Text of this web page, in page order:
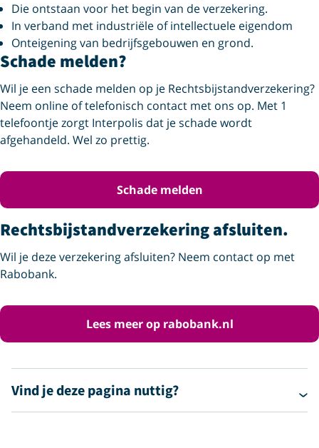
Die ontstaan voor het begin van de verzekering.
In verband met industriële of intellectuele eigendom
Onteigening van bedrijfsgebouwen en grond.
Schade melden?
Wil je een schade melden op je Rechtsbijstandverzekering?
Neem online of telefonisch contact met ons op. Met 1
telefoontje zorgt Interpolis dat je schade wordt
afgehandeld. Wel zo prettig.
Schade melden
Rechtsbijstandverzekering afsluiten.
Wil je deze verzekering afsluiten? Neem contact op met
Rabobank.
Lees meer op rabobank.nl
Vind je deze pagina nuttig?